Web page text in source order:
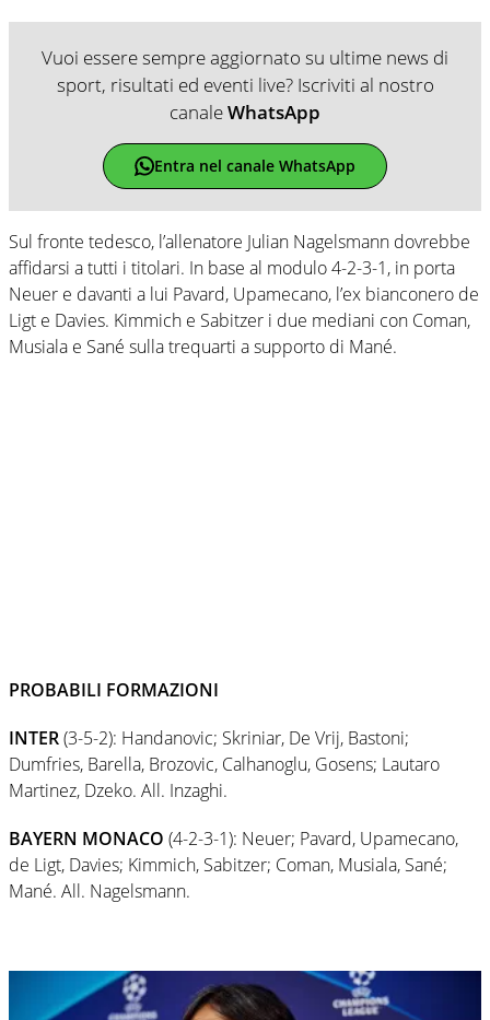
Vuoi essere sempre aggiornato su ultime news di
sport, risultati ed eventi live? Iscriviti al nostro
canaleWhatsApp
Entra nel canale WhatsApp
Sul fronte tedesco, l’allenatore Julian Nagelsmann dovrebbe
affidarsi a tutti i titolari. In base al modulo 4-2-3-1, in porta
Neuer e davanti a lui Pavard, Upamecano, l’ex bianconero de
Ligt e Davies. Kimmich e Sabitzer i due mediani con Coman,
Musiala e Sané sulla trequarti a supporto di Mané.
PROBABILI FORMAZIONI
INTER(3-5-2): Handanovic; Skriniar, De Vrij, Bastoni;
Dumfries, Barella, Brozovic, Calhanoglu, Gosens; Lautaro
Martinez, Dzeko. All. Inzaghi.
BAYERN MONACO (4-2-3-1): Neuer; Pavard, Upamecano,
de Ligt, Davies; Kimmich, Sabitzer; Coman, Musiala, Sané;
Mané. All. Nagelsmann.